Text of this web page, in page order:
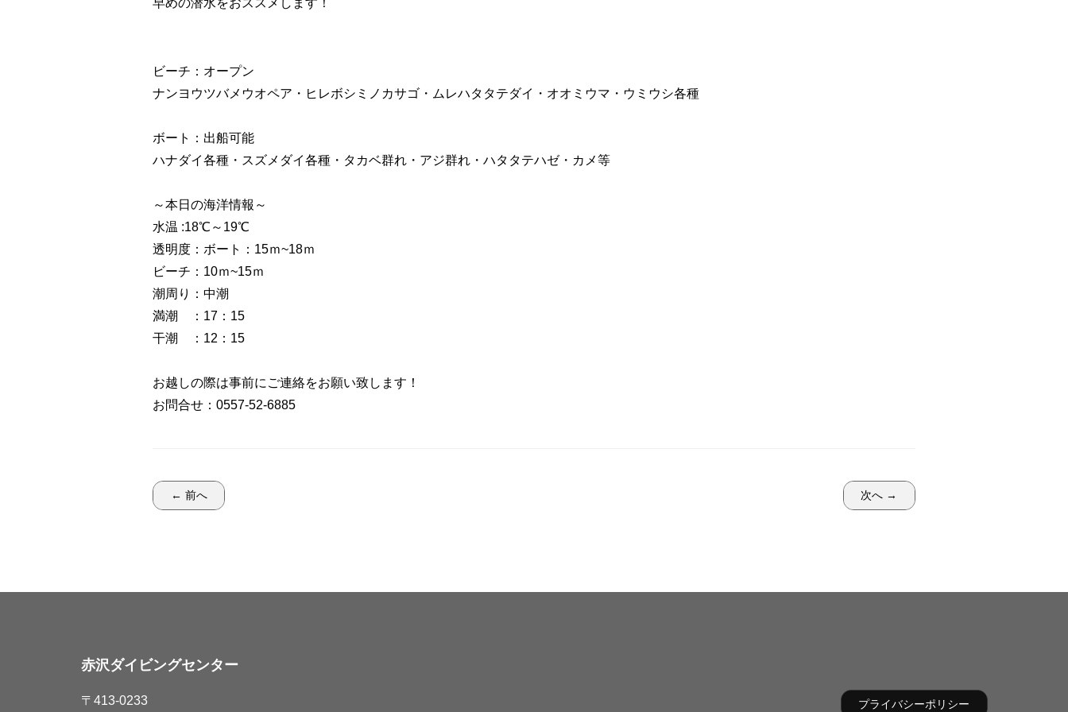
早めの潜水をおススメします！
ビーチ：オープン
ナンヨウツバメウオペア・ヒレボシミノカサゴ・ムレハタタテダイ・オオミウマ・ウミウシ各種
ボート：出船可能
ハナダイ各種・スズメダイ各種・タカベ群れ・アジ群れ・ハタタテハゼ・カメ等
～本日の海洋情報～
水温 :18℃～19℃
透明度：ボート：15ｍ~18ｍ
ビーチ：10ｍ~15ｍ
潮周り：中潮
満潮 ：17：15
干潮 ：12：15
お越しの際は事前にご連絡をお願い致します！
お問合せ：0557-52-6885
← 前へ 次へ →
赤沢ダイビングセンター
〒413-0233 プライバシーポリシー